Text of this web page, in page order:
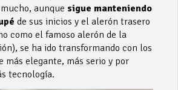
aunque sigue manteniendo
de sus inicios y el alerón trasero
como el famoso alerón de la
se ha ido transformando con los
más elegante, más serio y por
tecnología.